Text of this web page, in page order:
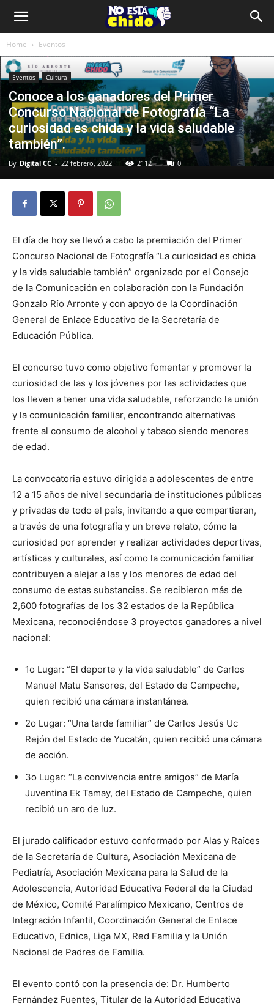
Home Eventos
Eventos Cultura
Conoce a los ganadores del Primer
Concurso Nacional de Fotografía “La
curiosidad es chida y la vida saludable
también”.
By Digital CC - 22 febrero, 2022 2112 0
El día de hoy se llevó a cabo la premiación del Primer
Concurso Nacional de Fotografía “La curiosidad es chida
y la vida saludable también” organizado por el Consejo
de la Comunicación en colaboración con la Fundación
Gonzalo Río Arronte y con apoyo de la Coordinación
General de Enlace Educativo de la Secretaría de
Educación Pública.
El concurso tuvo como objetivo fomentar y promover la
curiosidad de las y los jóvenes por las actividades que
los lleven a tener una vida saludable, reforzando la unión
y la comunicación familiar, encontrando alternativas
frente al consumo de alcohol y tabaco siendo menores
de edad.
La convocatoria estuvo dirigida a adolescentes de entre
12 a 15 años de nivel secundaria de instituciones públicas
y privadas de todo el país, invitando a que compartieran,
a través de una fotografía y un breve relato, cómo la
curiosidad por aprender y realizar actividades deportivas,
artísticas y culturales, así como la comunicación familiar
contribuyen a alejar a las y los menores de edad del
consumo de estas substancias. Se recibieron más de
2,600 fotografías de los 32 estados de la República
Mexicana, reconociéndose 3 proyectos ganadores a nivel
nacional:
1o Lugar: “El deporte y la vida saludable” de Carlos
Manuel Matu Sansores, del Estado de Campeche,
quien recibió una cámara instantánea.
2o Lugar: “Una tarde familiar” de Carlos Jesús Uc
Rejón del Estado de Yucatán, quien recibió una cámara
de acción.
3o Lugar: “La convivencia entre amigos” de María
Juventina Ek Tamay, del Estado de Campeche, quien
recibió un aro de luz.
El jurado calificador estuvo conformado por Alas y Raíces
de la Secretaría de Cultura, Asociación Mexicana de
Pediatría, Asociación Mexicana para la Salud de la
Adolescencia, Autoridad Educativa Federal de la Ciudad
de México, Comité Paralímpico Mexicano, Centros de
Integración Infantil, Coordinación General de Enlace
Educativo, Ednica, Liga MX, Red Familia y la Unión
Nacional de Padres de Familia.
El evento contó con la presencia de: Dr. Humberto
Fernández Fuentes, Titular de la Autoridad Educativa